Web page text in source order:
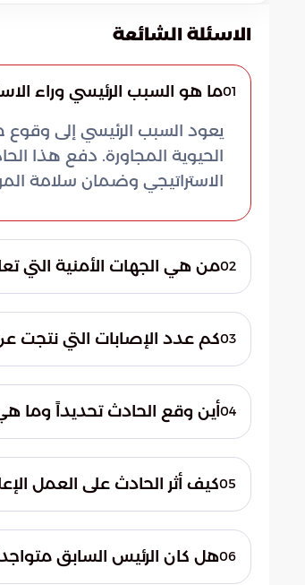
الاسئلة الشائعة
01ما هو السبب الرئيسي وراء
يعود السبب الرئيسي إلى
الحيوية المجاورة. دفع هذا
الاستراتيجي وضمان سلامة
02من هي الجهات الأمنية التي
استدعاء فرق الأدلة الجنائية
03كم عدد الإصابات التي نتجت
والثانية لأحد المارة الذين
لكلا المصابين بأنها حرجة.
04أين وقع الحادث تحديداً وما
أهمية هذا الموقع في قربه05كيف أثر الحادث على العمل
داخل غرف الإيجاز الصحفي.
تمشيط المنطقة وضمان
06هل كان الرئيس السابق